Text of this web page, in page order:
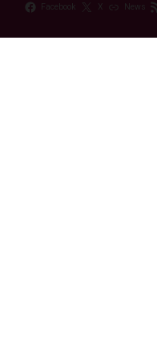
Facebook X News